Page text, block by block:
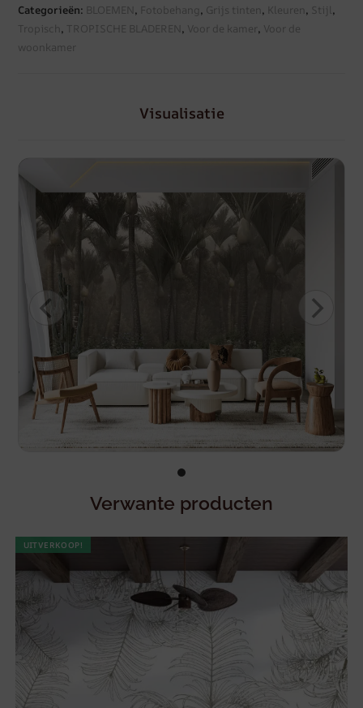
Categorieën: BLOEMEN , Fotobehang, Grijs tinten , Kleuren , Stijl,
Tropisch , TROPISCHE BLADEREN , Voor de kamer, Voor de
woonkamer
Visualisatie
Verwante producten
UITVERKOOP!